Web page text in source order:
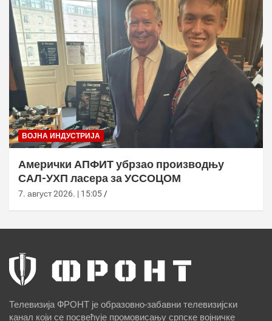
ВОЈНА ИНДУСТРИЈА
Амерички АПФИТ убрзао производњу
САЛ-УХП ласера за УССОЦОМ
7. август 2026. | 15:05
Телевизија ФРОНТ је образовно-забавни телевизијски
канал који се посвећује промовисању српске војничке